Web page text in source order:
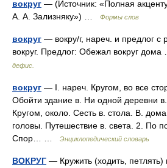
вокруг — (Источник: «Полная
А. А. Зализняку») …
Формы слов
вокруг — вокру/г, нареч. и предлог с
вокруг. Предлог: Обежал вокруг
дефис.
вокруг — I. нареч. Кругом, во все
Обойти здание в. Ни одной деревни в.
Кругом, около. Сесть в. стола. В. дома
головы. Путешествие в. света. 2. По
Спор… …
Энциклопедический словарь
ВОКРУГ — Кружить (ходить, петлять)